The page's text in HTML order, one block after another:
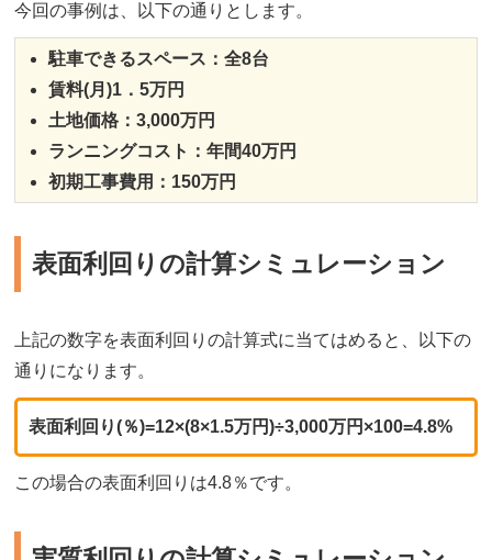
今回の事例は、以下の通りとします。
駐車できるスペース：全8台
賃料(月)1．5万円
土地価格：3,000万円
ランニングコスト：年間40万円
初期工事費用：150万円
表面利回りの計算シミュレーション
上記の数字を表面利回りの計算式に当てはめると、以下の
通りになります。
表面利回り(％)=12×(8×1.5万円)÷3,000万円×100=4.8%
この場合の表面利回りは4.8％です。